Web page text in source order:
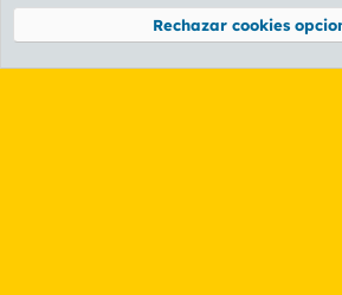
Community platform by XenForo® © 2010-2026
Rechazar cookies